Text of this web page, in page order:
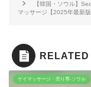
【韓国・ソウル】
マッサージ【2025年最新版
ゲイマッサージ・売り専-ソウル